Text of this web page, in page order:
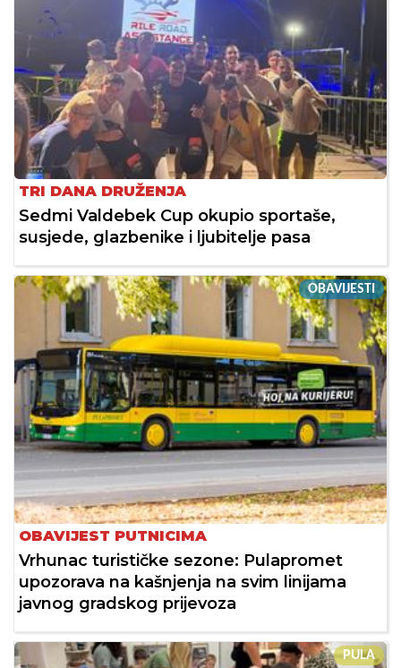
TRI DANA DRUŽENJA
Sedmi Valdebek Cup okupio sportaše,
susjede, glazbenike i ljubitelje pasa
OBAVIJESTI
OBAVIJEST PUTNICIMA
Vrhunac turističke sezone: Pulapromet
upozorava na kašnjenja na svim linijama
javnog gradskog prijevoza
PULA